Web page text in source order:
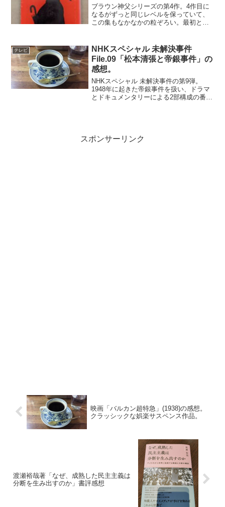
ブラウン神父シリーズの第4作。4作目に
なるがずっと同じレベルを保っていて、
この集もなかなかの粒ぞろい。最初と最
よかったのは次の３作。「俳優とアリバ
イ」「ヴォードリーの失...
テレビ
NHKスペシャル 未解決事件
File.09「松本清張と帝銀事件」の
感想。
NHKスペシャル 未解決事件の第9弾。
1948年に起きた帝銀事件を扱い、ドラマ
とドキュメンタリーによる2部構成の番
スポンサーリンク
映画「バルカン超特急」(1938)の感想。
クラッシックな娯楽サスペンス作品。
渡瀬裕哉著「なぜ、成熟した民主主義は
分断を生み出すのか」書評感想